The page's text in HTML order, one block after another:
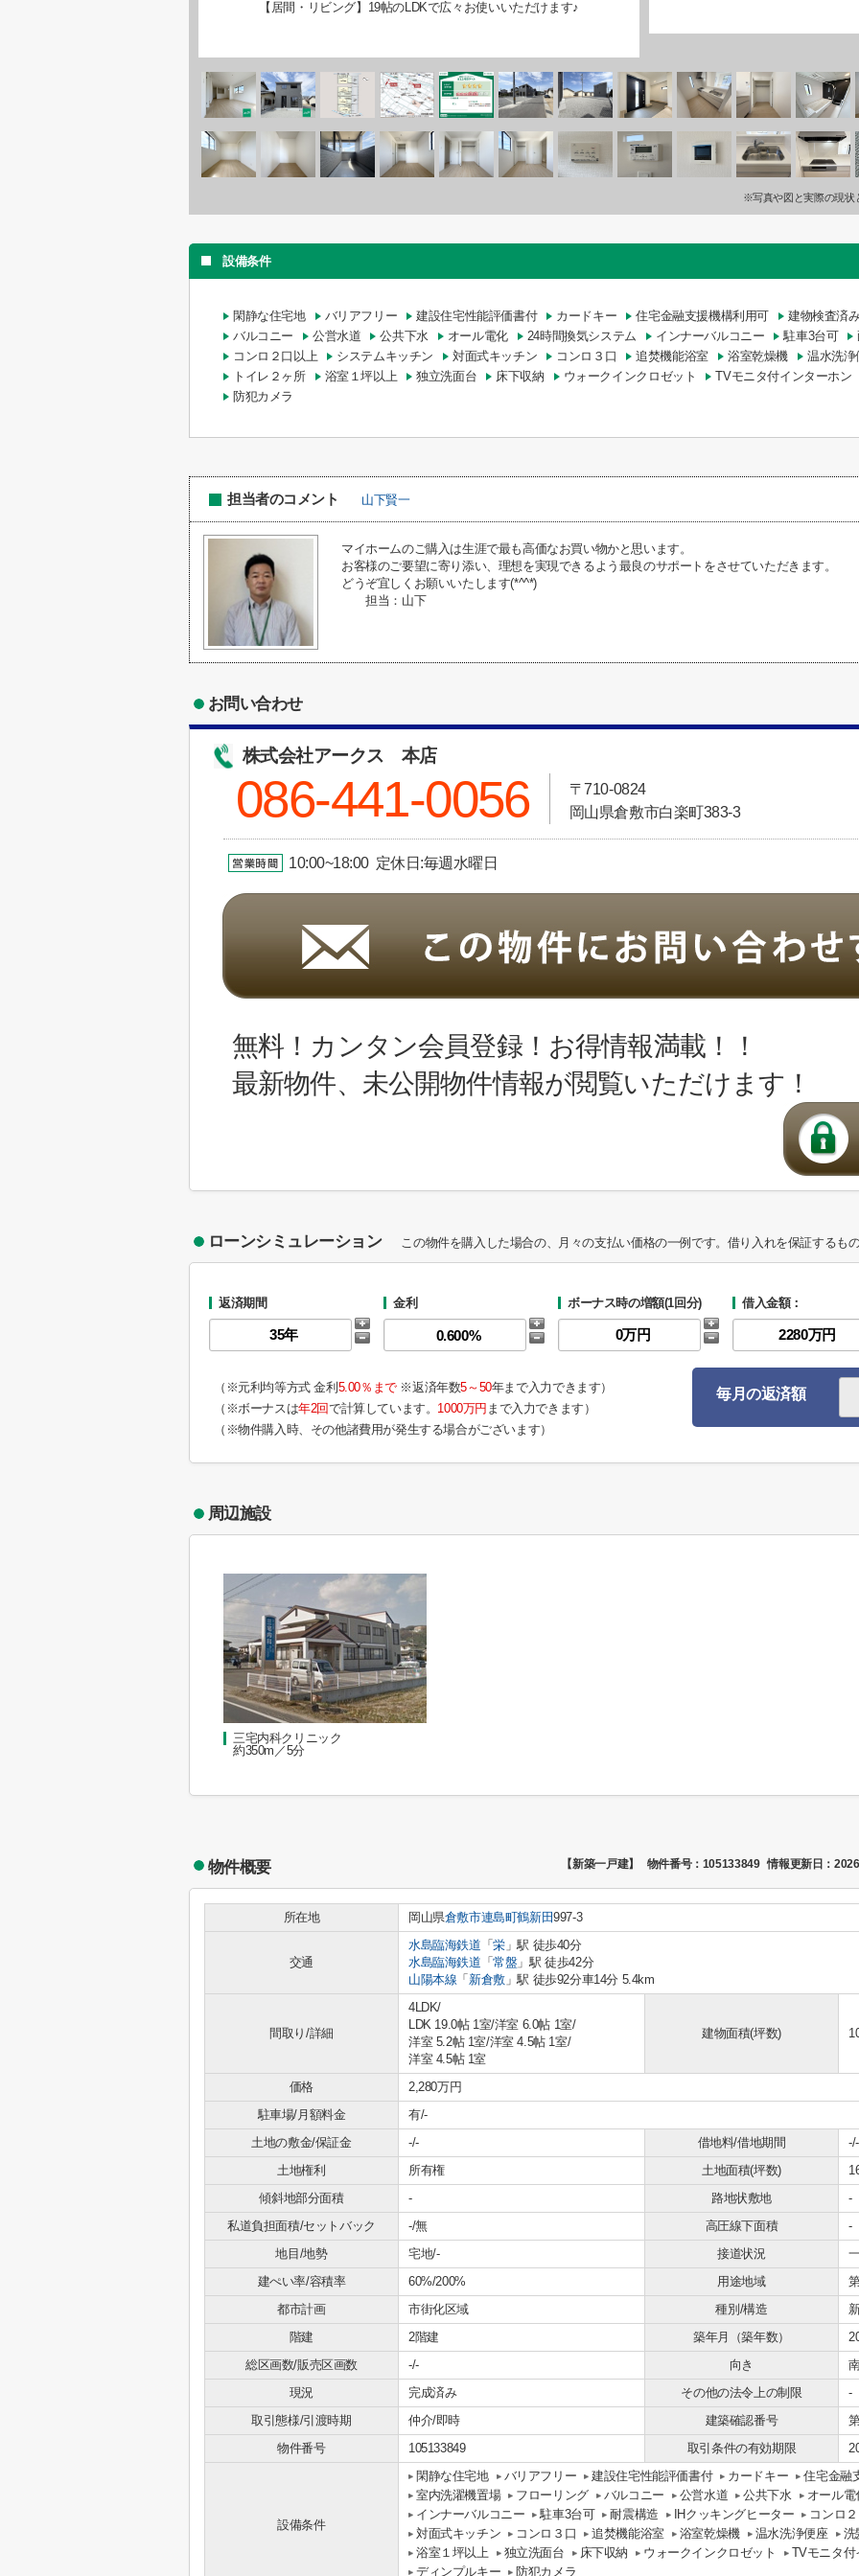
【居間・リビング】19帖のLDKで広々お使いいただけます♪
※写真や図と実際の現状
設備条件
閑静な住宅地 バリアフリー 建設住宅性能評価書付 カードキー 住宅金融支援機構利用可
建物検査済
バルコニー
公営水道 公共下水 オール電化 24時間換気システム インナーバルコニー 駐車3台可
コンロ２口以上
システムキッチン 対面式キッチン コンロ３口 追焚機能浴室 浴室乾燥機
温水洗浄
トイレ２ヶ所
浴室１坪以上 独立洗面台 床下収納 ウォークインクロゼット
TVモニタ付インターホン
防犯カメラ
担当者のコメント 山下賢一
マイホームのご購入は生涯で最も高価なお買い物かと思います。
お客様のご要望に寄り添い、理想を実現できるよう最良のサポートをさせていただきます。
どうぞ宜しくお願いいたします(*^^*)
担当：山下
お問い合わせ
株式会社アークス 本店
086-441-0056
〒710-0824
岡山県倉敷市白楽町383-3
10:00~18:00 定休日:毎週水曜日
無料！カンタン会員登録！お得情報満載！！
最新物件、未公開物件情報が閲覧いただけます！
ローンシミュレーション この物件を購入した場合の、月々の支払い価格の一例です。借り入れを保証するも
返済期間 金利 ボーナス時の増額(1回分) 借入金額：
（※元利均等方式 金利 5.00％まで※返済年数5～50年まで入力できます）
（※ボーナスは年2回で計算しています。 1000万円 まで入力できます）
（※物件購入時、その他諸費用が発生する場合がございます）
毎月の返済額
周辺施設
三宅内科クリニック
約350m／5分
物件概要 【新築一戸建】 物件番号：105133849 情報更新日：
所在地 岡山県倉敷市連島町鶴新田997-3
交通
水島臨海鉄道 「栄」駅 徒歩40分
水島臨海鉄道 「常盤」駅 徒歩42分
山陽本線 「 新倉敷」駅 徒歩92分車14分 5.4km
間取り/詳細
4LDK/
LDK 19.0帖 1室/洋室 6.0帖 1室/
洋室 5.2帖 1室/洋室 4.5帖 1室/
洋室 4.5帖 1室
建物面積(坪数)
価格
2,280万円
駐車場/月額料金
有/-
土地の敷金/保証金
-/- 借地料/借地期間
-/-
土地権利
所有権 土地面積(坪数)
傾斜地部分面積
- 路地状敷地
-
私道負担面積/セットバック
-/無 高圧線下面積
-
地目/地勢
宅地/- 接道状況
建ぺい率/容積率
60%/200% 用途地域
都市計画
市街化区域 種別/構造
階建
2階建 築年月（築年数）
総区画数/販売区画数
-/- 向き
現況
完成済み その他の法令上の制限
-
取引態様/引渡時期
仲介/即時 建築確認番号
物件番号
105133849 取引条件の有効期限
設備条件
閑静な住宅地 バリアフリー 建設住宅性能評価書付 カードキー
住宅金融
室内洗濯機置場
フローリング バルコニー 公営水道 公共下水
オール電
インナーバルコニー
駐車3台可 耐震構造 IHクッキングヒーター
コンロ
対面式キッチン
コンロ３口 追焚機能浴室 浴室乾燥機 温水洗浄便座
洗
浴室１坪以上
独立洗面台 床下収納 ウォークインクロゼット
TVモニタ
ディンプルキー
防犯カメラ